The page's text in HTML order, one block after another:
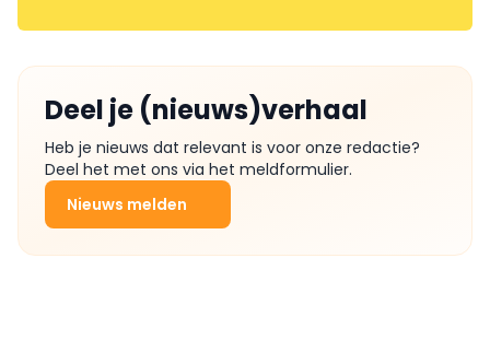
Deel je (nieuws)verhaal
Heb je nieuws dat relevant is voor onze redactie?
Deel het met ons via het meldformulier.
Nieuws melden